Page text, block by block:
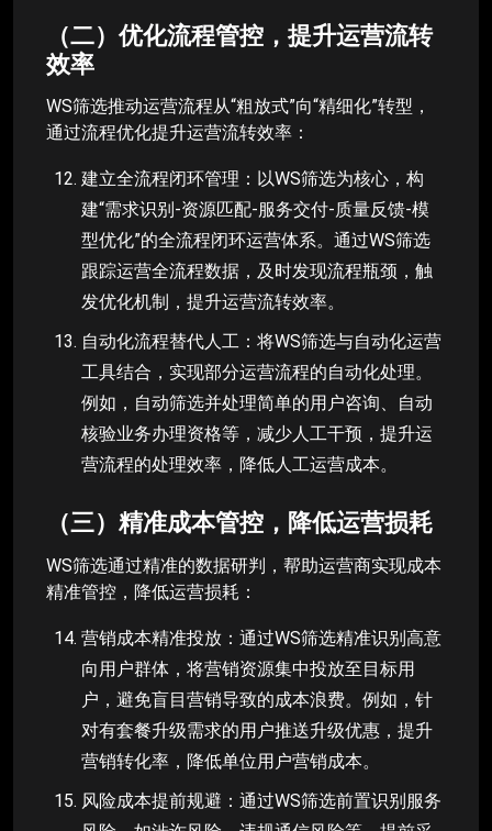
（二）优化流程管控，提升运营流转
效率
WS筛选推动运营流程从“粗放式”向“精细化”转型，
通过流程优化提升运营流转效率：
建立全流程闭环管理：以WS筛选为核心，构
建“需求识别-资源匹配-服务交付-质量反馈-模
型优化”的全流程闭环运营体系。通过WS筛选
跟踪运营全流程数据，及时发现流程瓶颈，触
发优化机制，提升运营流转效率。
自动化流程替代人工：将WS筛选与自动化运营
工具结合，实现部分运营流程的自动化处理。
例如，自动筛选并处理简单的用户咨询、自动
核验业务办理资格等，减少人工干预，提升运
营流程的处理效率，降低人工运营成本。
（三）精准成本管控，降低运营损耗
WS筛选通过精准的数据研判，帮助运营商实现成本
精准管控，降低运营损耗：
营销成本精准投放：通过WS筛选精准识别高意
向用户群体，将营销资源集中投放至目标用
户，避免盲目营销导致的成本浪费。例如，针
对有套餐升级需求的用户推送升级优惠，提升
营销转化率，降低单位用户营销成本。
风险成本提前规避：通过WS筛选前置识别服务